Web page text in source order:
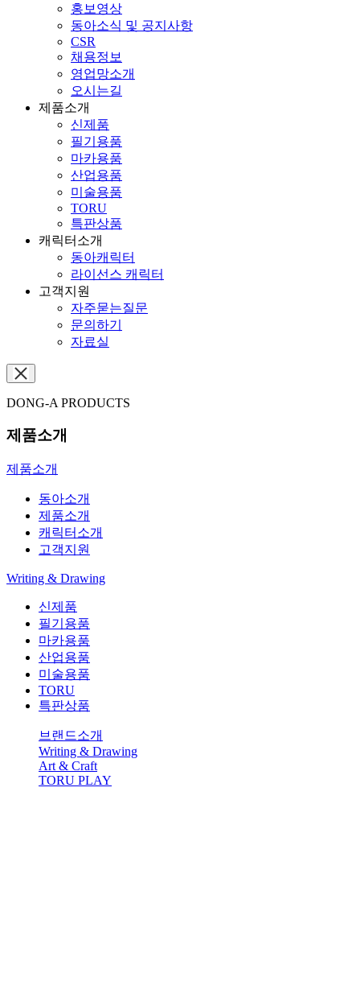
홍보영상
동아소식 및 공지사항
CSR
채용정보
영업망소개
오시는길
제품소개
신제품
필기용품
마카용품
산업용품
미술용품
TORU
특판상품
캐릭터소개
동아캐릭터
라이선스 캐릭터
고객지원
자주묻는질문
문의하기
자료실
DONG-A PRODUCTS
제품소개
제품소개
동아소개
제품소개
캐릭터소개
고객지원
Writing & Drawing
신제품
필기용품
마카용품
산업용품
미술용품
TORU
특판상품
브랜드소개
Writing & Drawing
Art & Craft
TORU PLAY